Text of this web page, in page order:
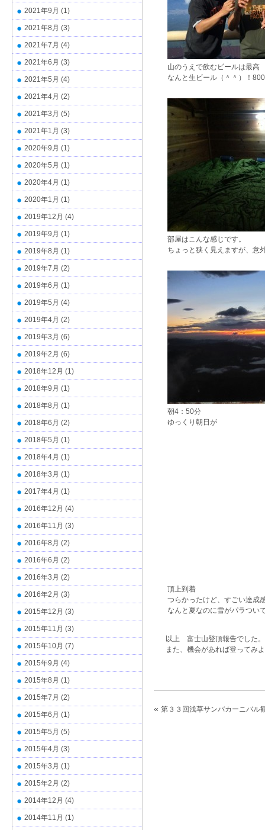
山のうえで飲むビールは最高
なんと生ビール（＾＾）！
部屋はこんな感じです。
ちょっと狭く見えますが、意
朝4：50分
ゆっくり朝日が
頂上到着
つらかったけど、すごい達成
なんと夏なのに雪がパラつい
以上 富士山登頂報告でした。
また、機会があれば登ってみ
« 第３３回浅草サンバカーニバル
2021年9月 (1)
2021年8月 (3)
2021年7月 (4)
2021年6月 (3)
2021年5月 (4)
2021年4月 (2)
2021年3月 (5)
2021年1月 (3)
2020年9月 (1)
2020年5月 (1)
2020年4月 (1)
2020年1月 (1)
2019年12月 (4)
2019年9月 (1)
2019年8月 (1)
2019年7月 (2)
2019年6月 (1)
2019年5月 (4)
2019年4月 (2)
2019年3月 (6)
2019年2月 (6)
2018年12月 (1)
2018年9月 (1)
2018年8月 (1)
2018年6月 (2)
2018年5月 (1)
2018年4月 (1)
2018年3月 (1)
2017年4月 (1)
2016年12月 (4)
2016年11月 (3)
2016年8月 (2)
2016年6月 (2)
2016年3月 (2)
2016年2月 (3)
2015年12月 (3)
2015年11月 (3)
2015年10月 (7)
2015年9月 (4)
2015年8月 (1)
2015年7月 (2)
2015年6月 (1)
2015年5月 (5)
2015年4月 (3)
2015年3月 (1)
2015年2月 (2)
2014年12月 (4)
2014年11月 (1)